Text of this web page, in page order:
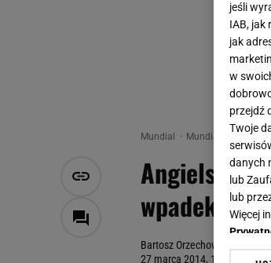
Mundial Mundial
Angielscy
wpadek
Bartosz Orzechowski
27 marca 2014, 18:02
jeśli
IAB, jak
jak
w
przejdź
Twoje
danych
lub
lub
Więcej